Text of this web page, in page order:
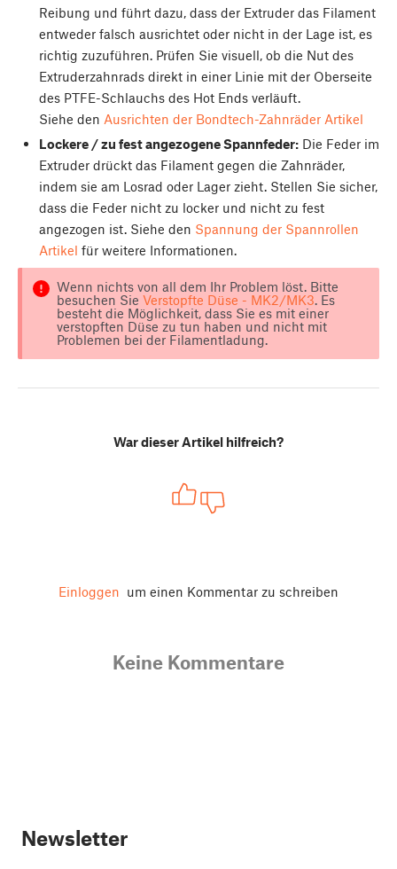
Reibung und führt dazu, dass der Extruder das Filament
entweder falsch ausrichtet oder nicht in der Lage ist, es
richtig zuzuführen. Prüfen Sie visuell, ob die Nut des
Extruderzahnrads direkt in einer Linie mit der Oberseite
des PTFE-Schlauchs des Hot Ends verläuft.
Siehe den Ausrichten der Bondtech-Zahnräder Artikel
Lockere / zu fest angezogene Spannfeder:Die Feder im
Extruder drückt das Filament gegen die Zahnräder,
indem sie am Losrad oder Lager zieht. Stellen Sie sicher,
dass die Feder nicht zu locker und nicht zu fest
angezogen ist. Siehe den Spannung der Spannrollen
Artikel für weitere Informationen.
Wenn nichts von all dem Ihr Problem löst. Bitte
besuchen Sie Verstopfte Düse - MK2/MK3. Es
besteht die Möglichkeit, dass Sie es mit einer
verstopften Düse zu tun haben und nicht mit
Problemen bei der Filamentladung.
War dieser Artikel hilfreich?
Einloggen um einen Kommentar zu schreiben
Keine Kommentare
Newsletter